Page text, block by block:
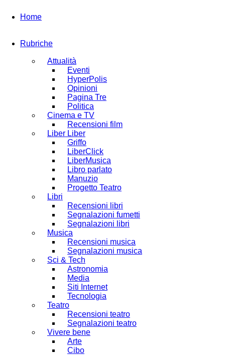
Home
Rubriche
Attualità
Eventi
HyperPolis
Opinioni
Pagina Tre
Politica
Cinema e TV
Recensioni film
Liber Liber
Griffo
LiberClick
LiberMusica
Libro parlato
Manuzio
Progetto Teatro
Libri
Recensioni libri
Segnalazioni fumetti
Segnalazioni libri
Musica
Recensioni musica
Segnalazioni musica
Sci & Tech
Astronomia
Media
Siti Internet
Tecnologia
Teatro
Recensioni teatro
Segnalazioni teatro
Vivere bene
Arte
Cibo